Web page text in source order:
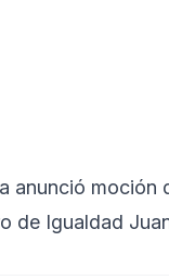
anunció moción
de Igualdad